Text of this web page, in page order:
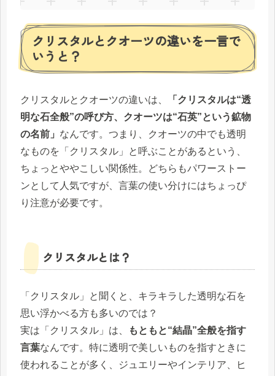
クリスタルとクオーツの違いを一言で
いうと？
クリスタルとクオーツの違いは、
「クリスタルは“透
明な石全般”の呼び方、クオーツは“石英”という鉱物
の名前」 なんです。つまり、クオーツの中でも透明
なものを「クリスタル」と呼ぶことがあるという、
ちょっとややこしい関係性。どちらもパワーストー
ンとして人気ですが、言葉の使い分けにはちょっぴ
り注意が必要です。
クリスタルとは？
「クリスタル」と聞くと、キラキラした透明な石を
思い浮かべる方も多いのでは？
実は「クリスタル」は、
もともと“結晶”全般を指す
言葉なんです。特に透明で美しいものを指すときに
使われることが多く、ジュエリーやインテリア、ヒ